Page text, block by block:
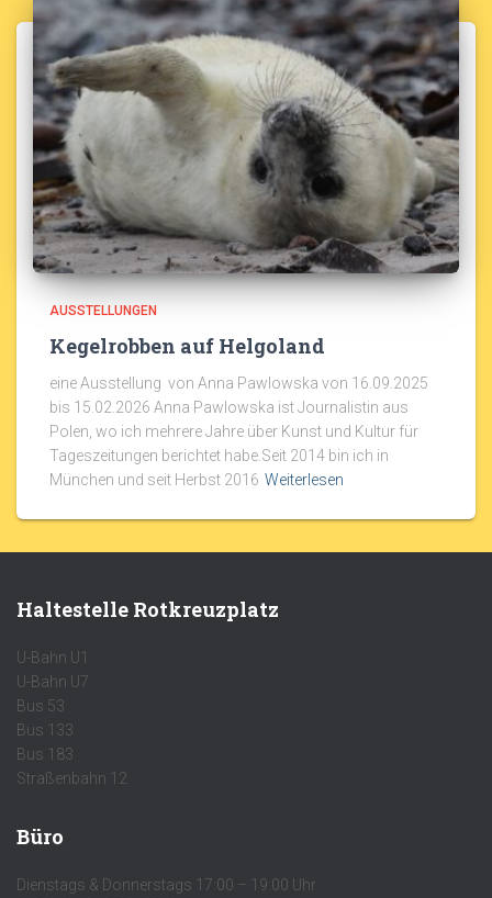
AUSSTELLUNGEN
Kegelrobben auf Helgoland
eine Ausstellung von Anna Pawlowska von 16.09.2025
bis 15.02.2026 Anna Pawlowska ist Journalistin aus
Polen, wo ich mehrere Jahre über Kunst und Kultur für
Tageszeitungen berichtet habe.Seit 2014 bin ich in
München und seit Herbst 2016 Weiterlesen
Haltestelle Rotkreuzplatz
U-Bahn U1
U-Bahn U7
Bus 53
Bus 133
Bus 183
Straßenbahn 12
Büro
Dienstags & Donnerstags 17:00 – 19:00 Uhr